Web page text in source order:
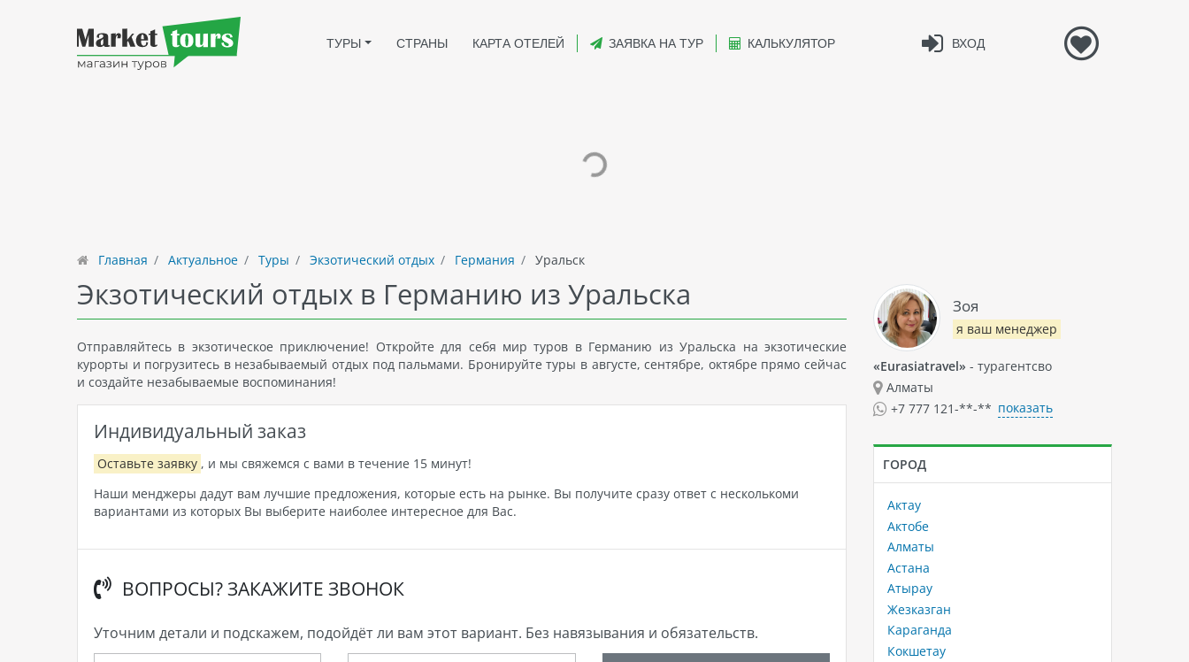
ВХОД
ТУРЫ СТРАНЫ КАРТА ОТЕЛЕЙ ЗАЯВКА НА ТУР КАЛЬКУЛЯТОР
Главная Актуальное Туры Экзотический отдых Германия Уральск
Экзотический отдых в Германию из Уральска
Отправляйтесь в экзотическое приключение! Откройте для себя мир туров в Германию из Уральска на экзотические
курорты и погрузитесь в незабываемый отдых под пальмами. Бронируйте туры в августе, сентябре, октябре прямо сейчас
и создайте незабываемые воспоминания!
Индивидуальный заказ
Оставьте заявку , и мы свяжемся с вами в течение 15 минут!
Наши менджеры дадут вам лучшие предложения, которые есть на рынке. Вы получите сразу ответ с несколькоми
вариантами из которых Вы выберите наиболее интересное для Вас.
ВОПРОСЫ? ЗАКАЖИТЕ ЗВОНОК
Уточним детали и подскажем, подойдёт ли вам этот вариант. Без навязывания и обязательств.
Зоя
я ваш менеджер
«Eurasiatravel» - турагентсво
Алматы
+7 777 121-**-** показать
ГОРОД
Актау
Актобе
Алматы
Астана
Атырау
Жезказган
Караганда
Кокшетау